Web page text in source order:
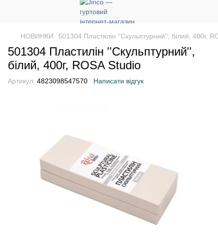
НОВИНКИ 501304 Пластилін ''Скульптурний'', білий, 400г,
501304 Пластилін ''Скульптурний'',
білий, 400г, ROSA Studio
Артикул: 4823098547570 Написати відгук